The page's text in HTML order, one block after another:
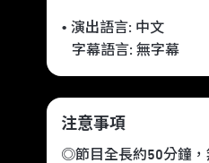
• 演出語言: 中文
字幕語言: 無字幕
注意事項
◎節目全長約50分鐘，